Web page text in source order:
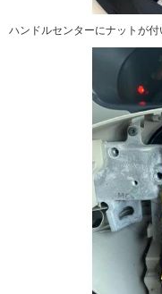
ハンドルセンターにナットが付